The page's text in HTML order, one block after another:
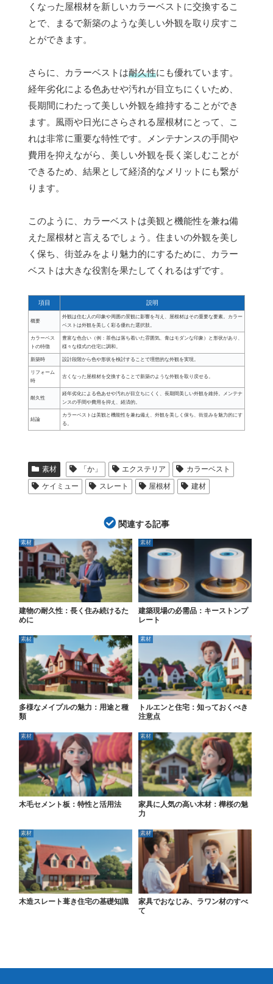
くなった屋根材を新しいカラーベストに交換するこ
とで、まるで新築のような美しい外観を取り戻すこ
とができます。
さらに、カラーベストは耐久性にも優れています。
経年劣化による色あせや汚れが目立ちにくいため、
長期間にわたって美しい外観を維持することができ
ます。風雨や日光にさらされる屋根材にとって、こ
れは非常に重要な特性です。メンテナンスの手間や
費用を抑えながら、美しい外観を長く楽しむことが
できるため、結果として経済的なメリットにも繋が
ります。
このように、カラーベストは美観と機能性を兼ね備
えた屋根材と言えるでしょう。住まいの外観を美し
く保ち、街並みをより魅力的にするために、カラー
ベストは大きな役割を果たしてくれるはずです。
項目 説明
概要
外観は住む人の印象や周囲の景観に影響を与え、屋根材はその重要な要素。カラー
ベストは外観を美しく彩る優れた選択肢。
カラーベス
トの特徴
豊富な色合い（例：茶色は落ち着いた雰囲気、青はモダンな印象）と形状があり、
様々な様式の住宅に調和。
新築時 設計段階から色や形状を検討することで理想的な外観を実現。
リフォーム
時
古くなった屋根材を交換することで新築のような外観を取り戻せる。
耐久性
経年劣化による色あせや汚れが目立ちにくく、長期間美しい外観を維持。メンテナ
ンスの手間や費用を抑え、経済的。
結論
カラーベストは美観と機能性を兼ね備え、外観を美しく保ち、街並みを魅力的にす
る。
素材 「か」 エクステリア
カラーベスト
ケイミュー
スレート 屋根材 建材
関連する記事
素材
建物の耐久性：長く住み続けるた
めに
素材
建築現場の必需品：キーストンプ
レート
素材
多様なメイプルの魅力：用途と種
類
素材
トルエンと住宅：知っておくべき
注意点
素材
木毛セメント板：特性と活用法
素材
家具に人気の高い木材：樺桜の魅
力
素材
木造スレート葺き住宅の基礎知識
素材
家具でおなじみ、ラワン材のすべ
て